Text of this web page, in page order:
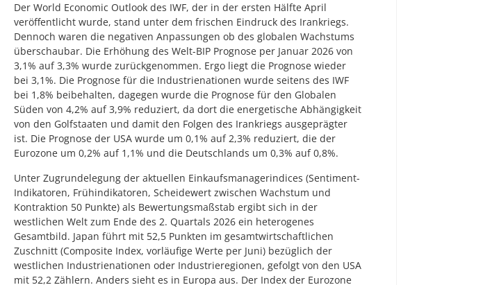
Der World Economic Outlook des IWF, der in der ersten Hälfte April
veröffentlicht wurde, stand unter dem frischen Eindruck des Irankriegs.
Dennoch waren die negativen Anpassungen ob des globalen Wachstums
überschaubar. Die Erhöhung des Welt-BIP Prognose per Januar 2026 von
3,1% auf 3,3% wurde zurückgenommen. Ergo liegt die Prognose wieder
bei 3,1%. Die Prognose für die Industrienationen wurde seitens des IWF
bei 1,8% beibehalten, dagegen wurde die Prognose für den Globalen
Süden von 4,2% auf 3,9% reduziert, da dort die energetische Abhängigkeit
von den Golfstaaten und damit den Folgen des Irankriegs ausgeprägter
ist. Die Prognose der USA wurde um 0,1% auf 2,3% reduziert, die der
Eurozone um 0,2% auf 1,1% und die Deutschlands um 0,3% auf 0,8%.
Unter Zugrundelegung der aktuellen Einkaufsmanagerindices (Sentiment-
Indikatoren, Frühindikatoren, Scheidewert zwischen Wachstum und
Kontraktion 50 Punkte) als Bewertungsmaßstab ergibt sich in der
westlichen Welt zum Ende des 2. Quartals 2026 ein heterogenes
Gesamtbild. Japan führt mit 52,5 Punkten im gesamtwirtschaftlichen
Zuschnitt (Composite Index, vorläufige Werte per Juni) bezüglich der
westlichen Industrienationen oder Industrieregionen, gefolgt von den USA
mit 52,2 Zählern. Anders sieht es in Europa aus. Der Index der Eurozone